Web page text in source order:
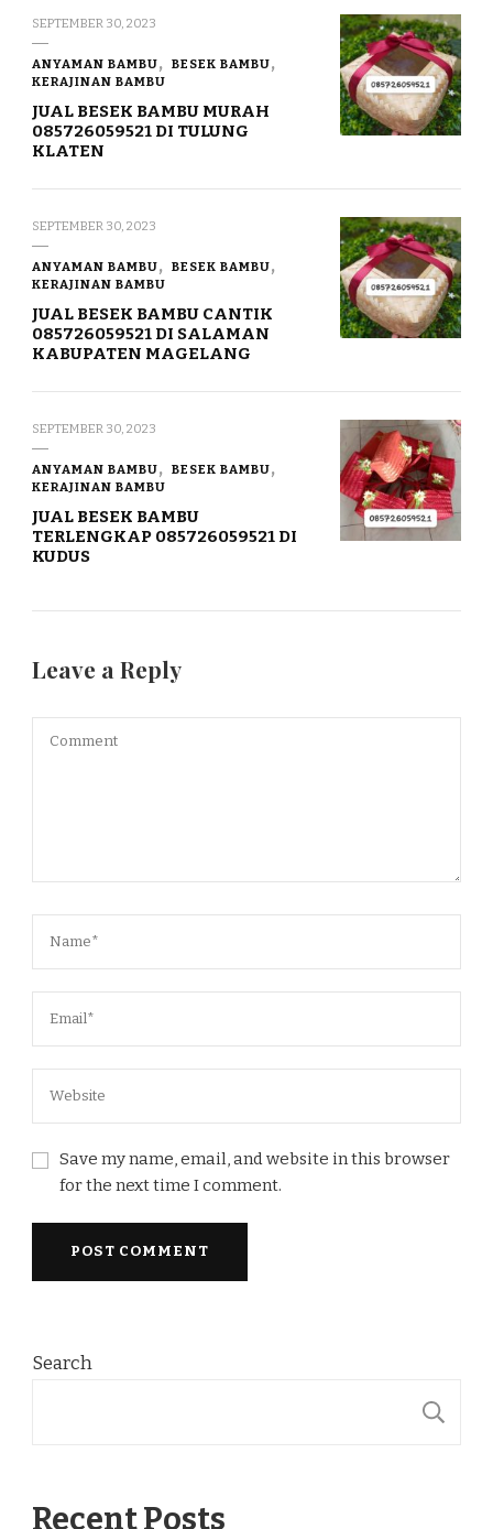
SEPTEMBER 30, 2023
ANYAMAN BAMBU
BESEK BAMBU
KERAJINAN BAMBU
JUAL BESEK BAMBU MURAH
085726059521 DI TULUNG
KLATEN
SEPTEMBER 30, 2023
ANYAMAN BAMBU
BESEK BAMBU
KERAJINAN BAMBU
JUAL BESEK BAMBU CANTIK
085726059521 DI SALAMAN
KABUPATEN MAGELANG
SEPTEMBER 30, 2023
ANYAMAN BAMBU
BESEK BAMBU
KERAJINAN BAMBU
JUAL BESEK BAMBU
TERLENGKAP 085726059521 DI
KUDUS
Leave a Reply
Save my name, email, and website in this browser
for the next time I comment.
Search
Recent Posts